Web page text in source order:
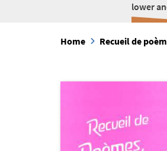
lower
Home Recueil de